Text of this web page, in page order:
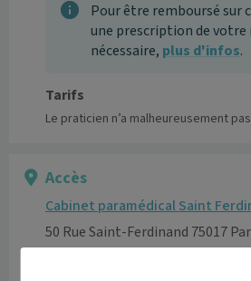
Pour être remboursé sur
une prescription de
nécessaire, plus d'infos.
Tarifs
Le praticien n’a malheureusement
Accès
Cabinet paramédical Saint
50 Rue Saint-Ferdinand 75017